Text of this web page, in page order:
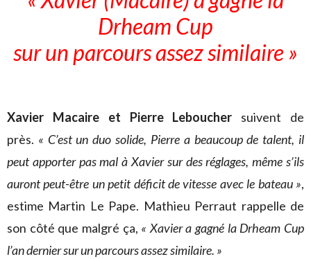
Drheam Cup
sur un parcours assez similaire »
Xavier Macaire et Pierre Leboucher suivent de
près. « C’est un duo solide, Pierre a beaucoup de talent, il
peut apporter pas mal à Xavier sur des réglages, même s’ils
auront peut-être un petit déficit de vitesse avec le bateau »,
estime Martin Le Pape. Mathieu Perraut rappelle de
son côté que malgré ça, « Xavier a gagné la Drheam Cup
l’an dernier sur un parcours assez similaire. »